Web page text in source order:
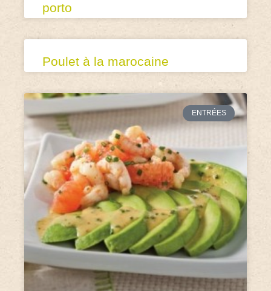
porto
Poulet à la marocaine
ENTRÉES